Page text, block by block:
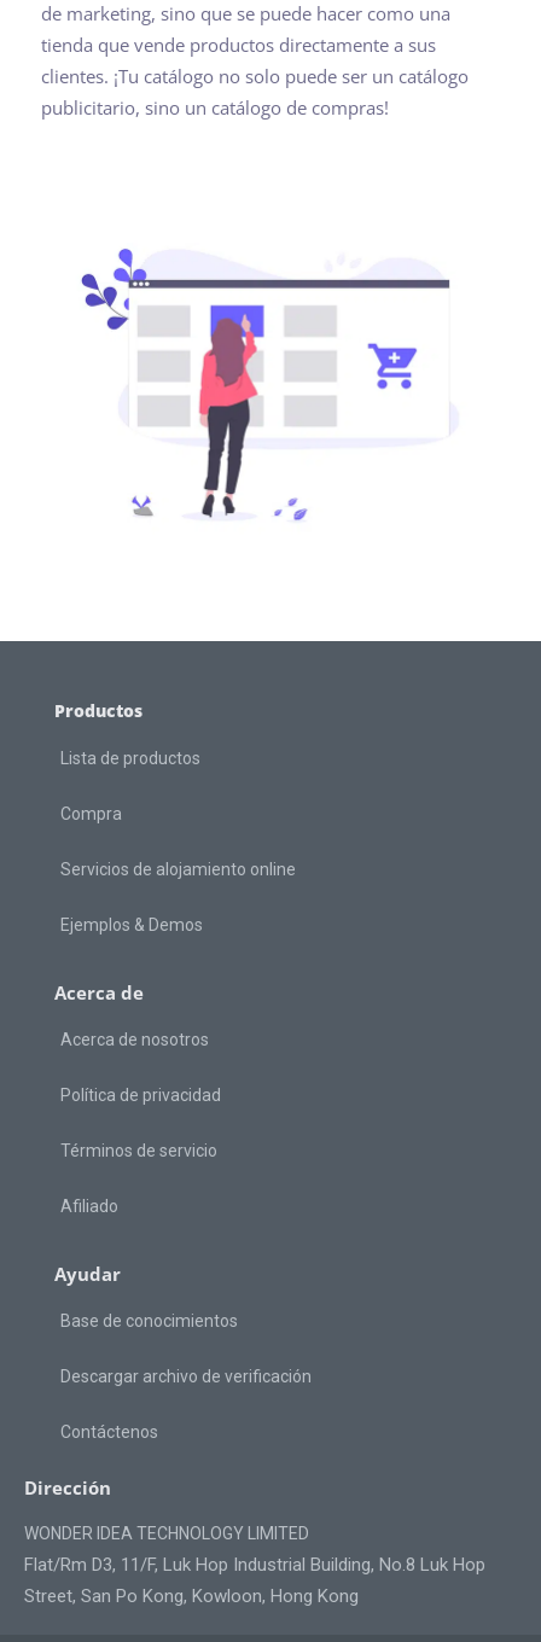
de marketing, sino que se puede hacer como una
tienda que vende productos directamente a sus
clientes. ¡Tu catálogo no solo puede ser un catálogo
publicitario, sino un catálogo de compras!
Productos
Lista de productos
Compra
Servicios de alojamiento online
Ejemplos & Demos
Acerca de
Acerca de nosotros
Política de privacidad
Términos de servicio
Afiliado
Ayudar
Base de conocimientos
Descargar archivo de verificación
Contáctenos
Dirección
WONDER IDEA TECHNOLOGY LIMITED
Flat/Rm D3, 11/F, Luk Hop Industrial Building, No.8 Luk Hop
Street, San Po Kong, Kowloon, Hong Kong